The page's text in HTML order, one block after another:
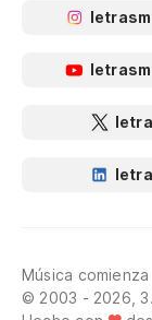
Música
© 2003 - 2026,